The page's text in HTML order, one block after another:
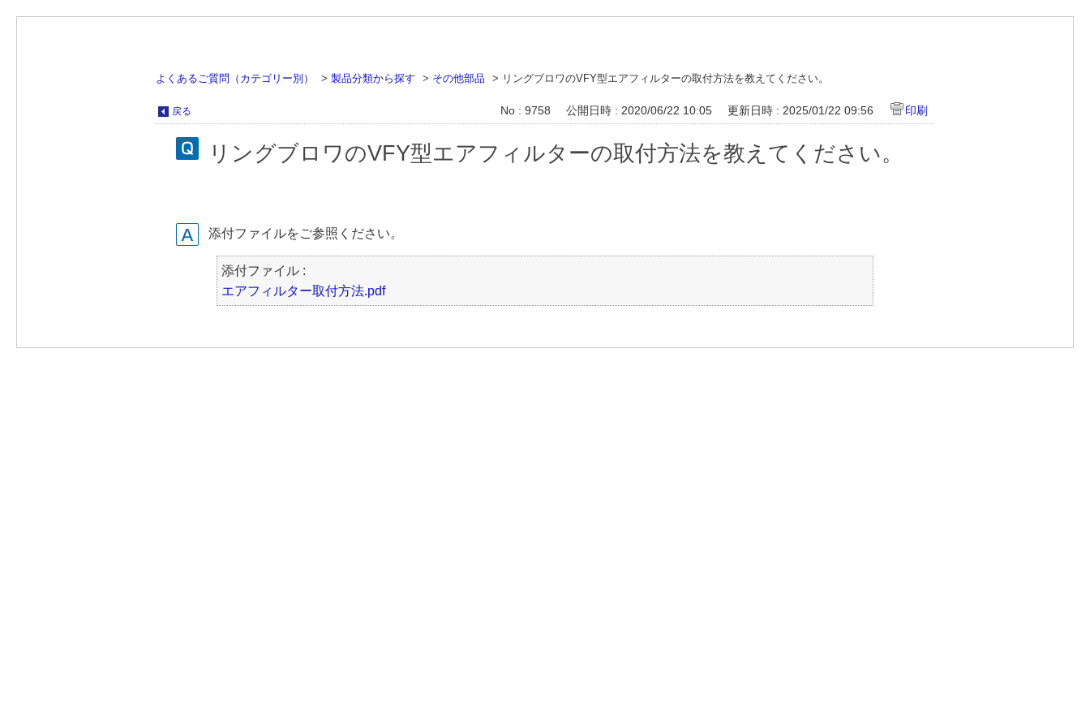
よくあるご質問（カテゴリー別） > 製品分類から探す > その他部品 > リングブロワのVFY型エアフィルターの取付方法を教えてください。
戻る No : 9758 公開日時 : 2020/06/22 10:05 更新日時 : 2025/01/22 09:56 印刷
リングブロワのVFY型エアフィルターの取付方法を教えてください。
添付ファイルをご参照ください。
添付ファイル :
エアフィルター取付方法.pdf